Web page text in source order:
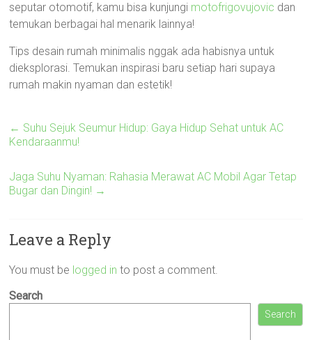
seputar otomotif, kamu bisa kunjungi motofrigovujovic dan
temukan berbagai hal menarik lainnya!
Tips desain rumah minimalis nggak ada habisnya untuk
dieksplorasi. Temukan inspirasi baru setiap hari supaya
rumah makin nyaman dan estetik!
← Suhu Sejuk Seumur Hidup: Gaya Hidup Sehat untuk AC
Kendaraanmu!
Jaga Suhu Nyaman: Rahasia Merawat AC Mobil Agar Tetap
Bugar dan Dingin! →
Leave a Reply
You must be logged in to post a comment.
Search
Search